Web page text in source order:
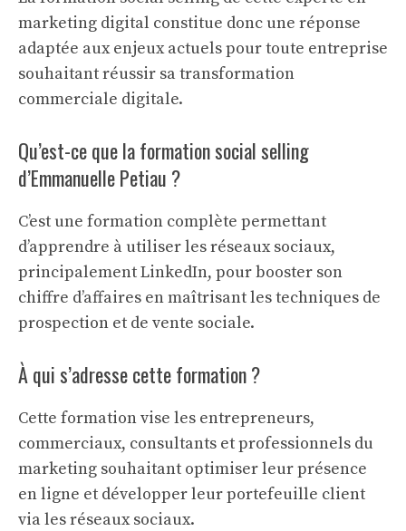
marketing digital constitue donc une réponse
adaptée aux enjeux actuels pour toute entreprise
souhaitant réussir sa transformation
commerciale digitale.
Qu’est-ce que la formation social selling
d’Emmanuelle Petiau ?
C’est une formation complète permettant
d’apprendre à utiliser les réseaux sociaux,
principalement LinkedIn, pour booster son
chiffre d’affaires en maîtrisant les techniques de
prospection et de vente sociale.
À qui s’adresse cette formation ?
Cette formation vise les entrepreneurs,
commerciaux, consultants et professionnels du
marketing souhaitant optimiser leur présence
en ligne et développer leur portefeuille client
via les réseaux sociaux.